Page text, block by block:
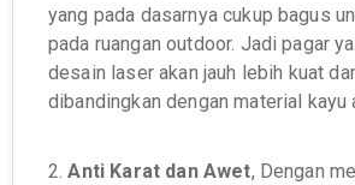
yang pada dasarnya cukup bagus
pada ruangan outdoor. Jadi pagar
desain laser akan jauh lebih kuat
dibandingkan dengan material kayu
2.Anti Karat dan Awet, Dengan